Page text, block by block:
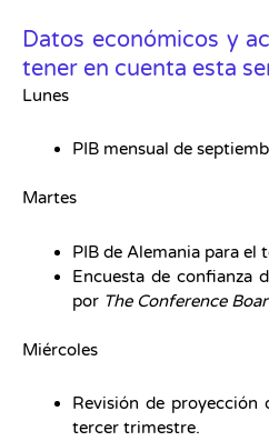
Datos económicos y
tener en cuenta esta
Lunes
PIB mensual de
Martes
PIB de Alemania para el
Encuesta de confianza
por The Conference
Miércoles
Revisión de proyección
tercer trimestre.